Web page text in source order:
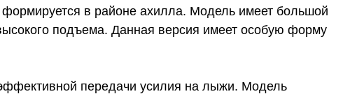
формируется в районе ахилла. Модель имеет большой
подъема. Данная версия имеет особую форму
передачи усилия на лыжи. Модель